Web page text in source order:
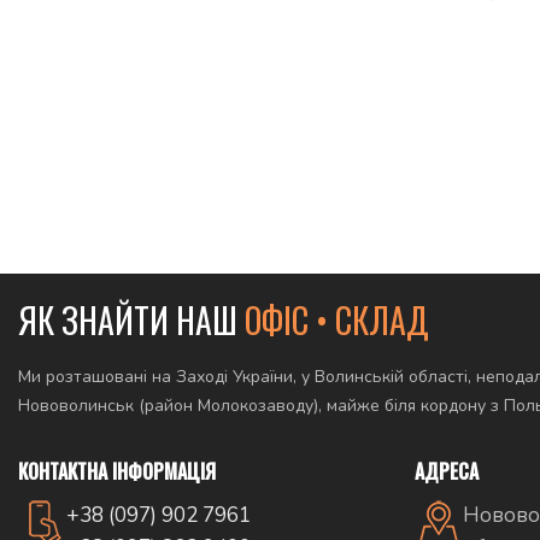
ЯК ЗНАЙТИ НАШ ОФІС • СКЛАД
Ми розташовані на Заході України, у Волинській області,
Нововолинськ (район Молокозаводу), майже біля кордону з
КОНТАКТНА ІНФОРМАЦІЯ
+38 (097) 902 7961
АДРЕСА